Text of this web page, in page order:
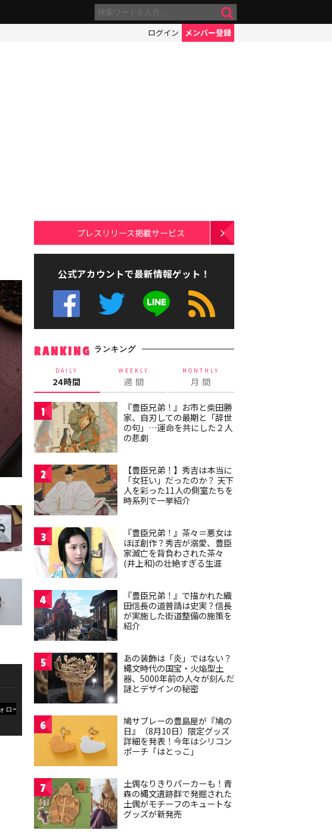
ログイン メンバー登録
プレスリリース掲載サービス
公式アカウントで最新情報ゲット！
RANKING ランキング
DAILY
24時間
WEEKLY
週 間
MONTHLY
月 間
1
『豊臣兄弟！』お市と柴田勝
家、自刃しての最期と「辞世
の句」…運命を共にした２人
の悲劇
2
【豊臣兄弟！】秀吉は本当に
「女狂い」だったのか？ 天下
人を彩った11人の側室たちを
時系列で一挙紹介
3
『豊臣兄弟！』茶々＝悪女は
ほぼ創作？秀吉が溺愛、豊臣
家滅亡を背負わされた茶々
(井上和)の壮絶すぎる生涯
4
『豊臣兄弟！』で描かれた織
田信長の道普請は史実？信長
が実施した街道整備の施策を
紹介
5
あの装飾は「炎」ではない？
縄文時代の国宝・火焔型土
器、5000年前の人々が刻んだ
謎とデザインの秘密
6
鳩サブレーの豊島屋が『鳩の
日』（8月10日）限定グッズ
詳細を発表！今年はシリコン
ポーチ「はとっこ」
7
土偶なりきりパーカーも！青
森の縄文遺跡群で発掘された
土偶がモチーフのキュートな
グッズが新発売